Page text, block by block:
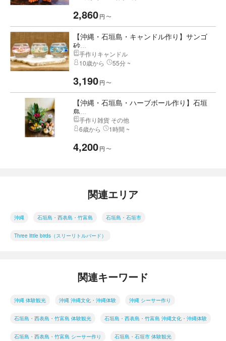
2,860円 〜
【沖縄・石垣島・キャンドル作り】サンゴ
砂...
手作りキャンドル
10歳から
55分 ~
3,190円 〜
【沖縄・石垣島・ハーブボール作り】石垣
島...
手作り雑貨 その他
6歳から
1時間 ~
4,200円 〜
関連エリア
沖縄 石垣島・西表島・竹富島 石垣島・石垣市
Three little birds（スリーリトルバード）
関連キーワード
沖縄 体験観光 沖縄 沖縄文化・沖縄体験 沖縄 シーサー作り
石垣島・西表島・竹富島 体験観光 石垣島・西表島・竹富島 沖縄文化・沖縄体験
石垣島・西表島・竹富島 シーサー作り 石垣島・石垣市 体験観光